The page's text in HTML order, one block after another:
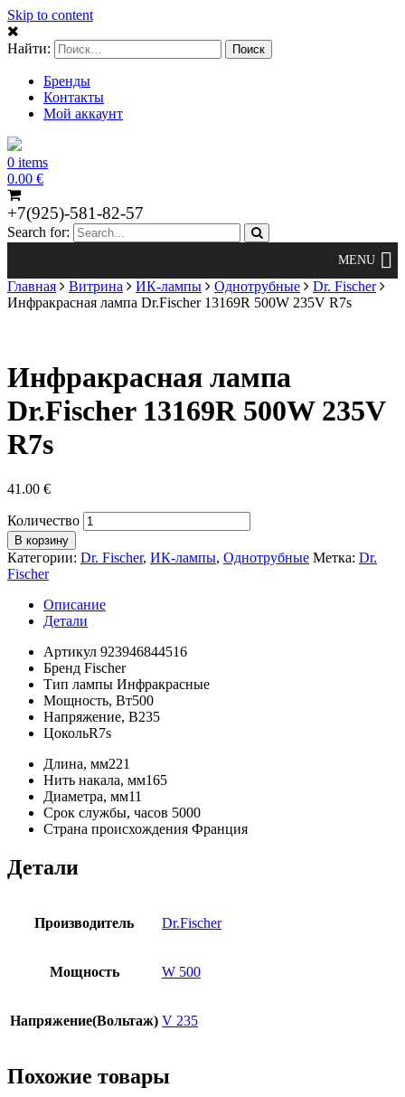
Skip to content
Найти:
Бренды
Контакты
Мой аккаунт
0 items
0.00 €
+7(925)-581-82-57
Search for:
Главная Витрина ИК-лампы Однотрубные
Dr. Fischer
Инфракрасная лампа Dr.Fischer 13169R 500W 235V R7s
Инфракрасная лампа
Dr.Fischer 13169R 500W 235V
R7s
41.00 €
Количество
В корзину
Категории: Dr. Fischer, ИК-лампы, Однотрубные Метка: Dr.
Fischer
Описание
Детали
Артикул 923946844516
Бренд Fischer
Тип лампы Инфракрасные
Мощность, Вт500
Напряжение, В235
ЦокольR7s
Длина, мм221
Нить накала, мм165
Диаметра, мм11
Срок службы, часов 5000
Страна происхождения Франция
Детали
Производитель Dr.Fischer
Мощность W 500
Напряжение(Вольтаж) V 235
Похожие товары